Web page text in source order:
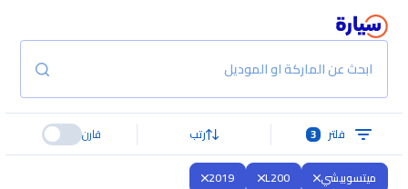
ابحث عن الماركة او الموديل
فلتر 3 رتب قارن
ميتسوبيشي L200
2019